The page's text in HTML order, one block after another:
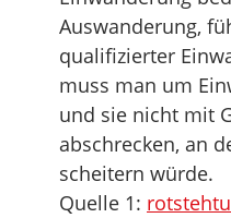
Auswanderung,
qualifizierter
muss man um
und sie nicht mit
abschrecken, an
scheitern würde.
Quelle 1: